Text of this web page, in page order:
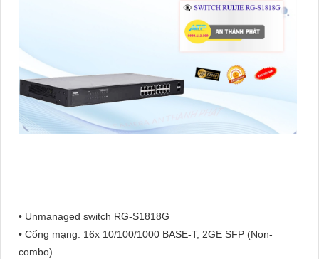
• Unmanaged switch RG-S1818G
• Cổng mạng: 16x 10/100/1000 BASE-T, 2GE SFP (Non-
combo)